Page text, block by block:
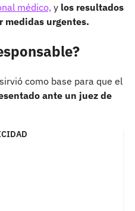
médico, y los resultados
medidas urgentes.
como base para que el
ante un juez de